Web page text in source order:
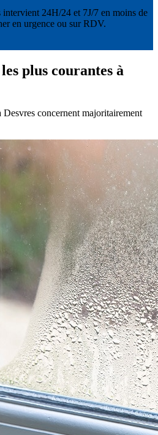
24H/24 et 7J/7 en moins de
en urgence ou sur RDV.
plus courantes à
concernent majoritairement